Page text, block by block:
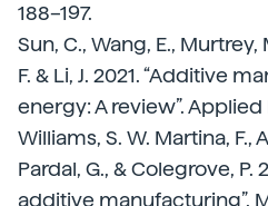
188–197.
Sun, C., Wang, E., Murtrey,
F. & Li, J. 2021. “Additive
energy: A review”. Applied
Williams, S. W. Martina, F.,
Pardal, G., & Colegrove, P.
additive manufacturing”.